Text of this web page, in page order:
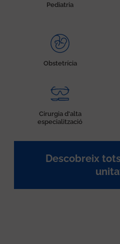
Pediatria
Obstetrícia
Cirurgia d'alta
especialització
Descobreix